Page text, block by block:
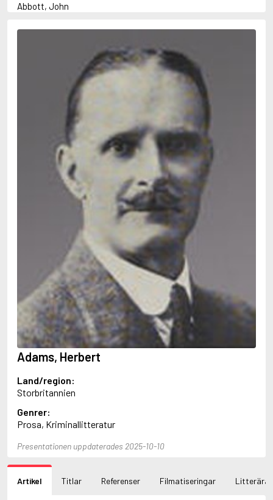
Abbott, John
Abrahams, Peter (f. 1947)
Adler-Olsen, Jussi
Adolfsson, Maria
Agnér, Kristina
Agrell, Wilhelm
Ahlbeck, Elvy
Ahlstedt, Mats
Ahndoril, Alex
Ahnhem, Stefan
Aird, Catherine
Airth, Rennie
Ajanović, Midhat
Ajvide Lindqvist, John
Akunin, Boris
Alfredson, Hans
Alfredsson, Karin
Allan, Barbara
Allan, John B.
Allbeury, Ted
Allende, Isabel
Allingham, Margery
Alsterdal, Tove
Alving, Fanny
Ambjørnsen, Ingvar
Amdrup, Erik
Ames, Delano
Adams, Herbert
Land/region:
Storbritannien
Genrer:
Prosa, Kriminallitteratur
Presentationen uppdaterades 2025-10-10
Artikel Titlar Referenser Filmatiseringar Litterära